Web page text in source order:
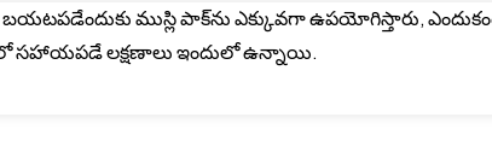
బయటపడేందుకు ముస్లి పాక్‌ను ఎక్కువగా ఉపయోగిస్తారు,
సహాయపడే లక్షణాలు ఇందులో ఉన్నాయి.